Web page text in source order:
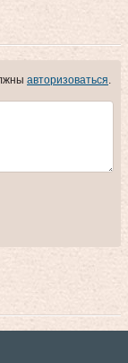
авторизоваться.